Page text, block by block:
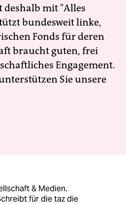
deshalb mit "Alles
bundesweit linke,
Fonds für deren
braucht guten, frei
Engagement.
Sie unsere
& Medien.
für die taz die